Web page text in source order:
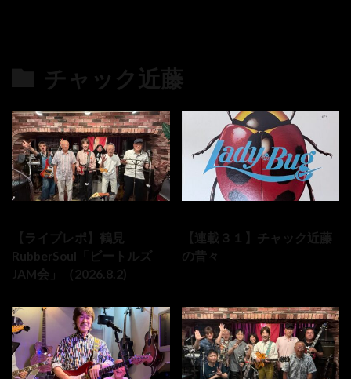
チャック近藤
【ライブレポ】鶴見
RubberSoul「ビートルズ
JAM会」（2026.8.2)
【連載３１】チャック近藤
の昔々